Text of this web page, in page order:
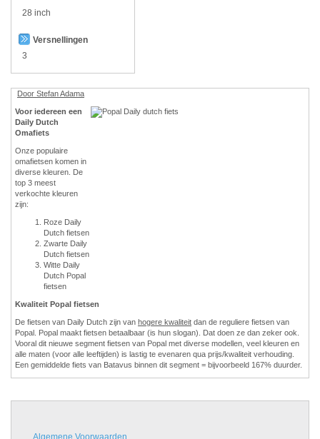
28 inch
Versnellingen
3
Door Stefan Adama
Voor iedereen een
Daily Dutch
Omafiets
Onze populaire
omafietsen komen in
diverse kleuren. De
top 3 meest
verkochte kleuren
zijn:
Roze Daily
Dutch fietsen
Zwarte Daily
Dutch fietsen
Witte Daily
Dutch Popal
fietsen
Kwaliteit Popal fietsen
De fietsen van Daily Dutch zijn van hogere kwaliteit dan de reguliere fietsen van
Popal. Popal maakt fietsen betaalbaar (is hun slogan). Dat doen ze dan zeker ook.
Vooral dit nieuwe segment fietsen van Popal met diverse modellen, veel kleuren en
alle maten (voor alle leeftijden) is lastig te evenaren qua prijs/kwaliteit verhouding.
Een gemiddelde fiets van Batavus binnen dit segment = bijvoorbeeld 167% duurder.
Algemene Voorwaarden